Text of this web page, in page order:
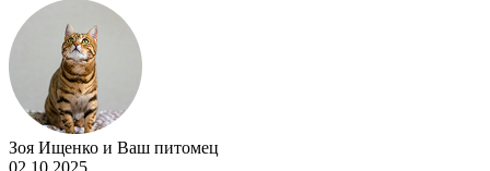
Зоя Ищенко и Ваш питомец